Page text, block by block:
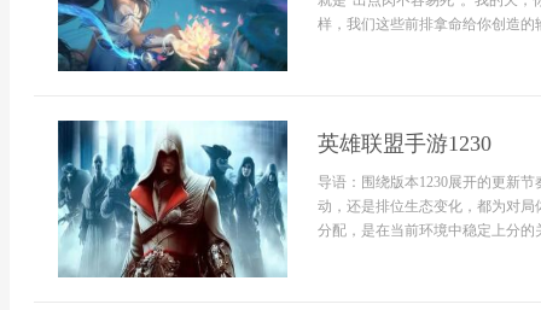
样，我们这些前排拿命给你创造的
英雄联盟手游1230
导语：围绕版本1230展开的更新
动，还是排位生态变化，都为对
分配，是在当前环境中稳定上分的